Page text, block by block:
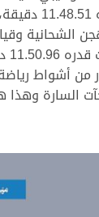
كم في توقيت
الشحانية
أشواط رياضة
السارة